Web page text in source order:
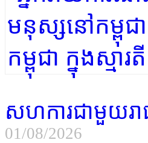
សហការជាមួយរាជ
01/08/2026